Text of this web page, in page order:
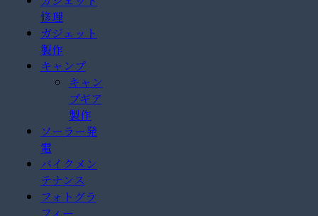
修理
ガジェット
製作
キャンプ
キャン
プギア
製作
ソーラー発
電
バイクメン
テナンス
フォトグラ